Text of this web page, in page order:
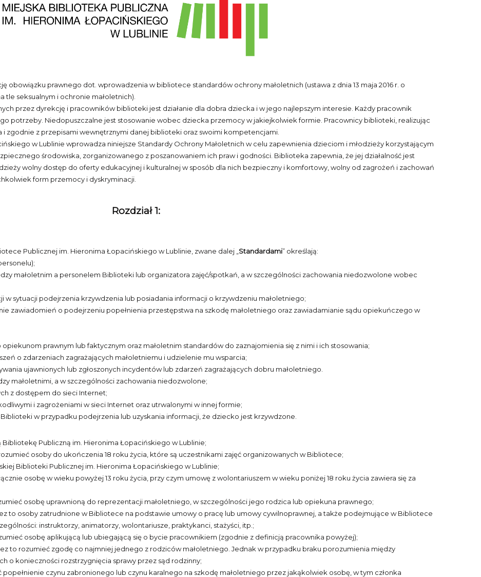
obowiązku prawnego dot. wprowadzenia w bibliotece standardów ochrony małoletnich (ustawa z dnia 13 maja 2016 r. o
seksualnym i ochronie małoletnich).
przez dyrekcję i pracowników biblioteki jest działanie dla dobra dziecka i w jego najlepszym interesie. Każdy pracownik
potrzeby. Niedopuszczalne jest stosowanie wobec dziecka przemocy w jakiejkolwiek formie. Pracownicy biblioteki, realizując
zgodnie z przepisami wewnętrznymi danej biblioteki oraz swoimi kompetencjami.
w Lublinie wprowadza niniejsze Standardy Ochrony Małoletnich w celu zapewnienia dzieciom i młodzieży korzystającym
środowiska, zorganizowanego z poszanowaniem ich praw i godności. Biblioteka zapewnia, że jej działalność jest
wolny dostęp do oferty edukacyjnej i kulturalnej w sposób dla nich bezpieczny i komfortowy, wolny od zagrożeń i zachowań
form przemocy i dyskryminacji.
Rozdział 1:
Publicznej im. Hieronima Łopacińskiego w Lublinie, zwane dalej „ Standardami” określają:
małoletnim a personelem Biblioteki lub organizatora zajęć/spotkań, a w szczególności zachowania niedozwolone wobec
w sytuacji podejrzenia krzywdzenia lub posiadania informacji o krzywdzeniu małoletniego;
zawiadomień o podejrzeniu popełnienia przestępstwa na szkodę małoletniego oraz zawiadamianie sądu opiekuńczego w
prawnym lub faktycznym oraz małoletnim standardów do zaznajomienia się z nimi i ich stosowania;
o zdarzeniach zagrażających małoletniemu i udzielenie mu wsparcia;
ujawnionych lub zgłoszonych incydentów lub zdarzeń zagrażających dobru małoletniego.
małoletnimi, a w szczególności zachowania niedozwolone;
z dostępem do sieci Internet;
i zagrożeniami w sieci Internet oraz utrwalonymi w innej formie;
w przypadku podejrzenia lub uzyskania informacji, że dziecko jest krzywdzone.
Publiczną im. Hieronima Łopacińskiego w Lublinie;
osoby do ukończenia 18 roku życia, które są uczestnikami zajęć organizowanych w Bibliotece;
Biblioteki Publicznej im. Hieronima Łopacińskiego w Lublinie;
osobę w wieku powyżej 13 roku życia, przy czym umowę z wolontariuszem w wieku poniżej 18 roku życia zawiera się za
osobę uprawnioną do reprezentacji małoletniego, w szczególności jego rodzica lub opiekuna prawnego;
to osoby zatrudnione w Bibliotece na podstawie umowy o pracę lub umowy cywilnoprawnej, a także podejmujące w Bibliotece
instruktorzy, animatorzy, wolontariusze, praktykanci, stażyści, itp.;
osobę aplikującą lub ubiegającą się o bycie pracownikiem (zgodnie z definicją pracownika powyżej);
to rozumieć zgodę co najmniej jednego z rodziców małoletniego. Jednak w przypadku braku porozumienia między
o konieczności rozstrzygnięcia sprawy przez sąd rodzinny;
popełnienie czynu zabronionego lub czynu karalnego na szkodę małoletniego przez jakąkolwiek osobę, w tym członka